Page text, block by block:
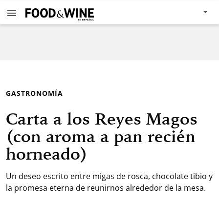
GASTRONOMÍA
Carta a los Reyes Magos
(con aroma a pan recién
horneado)
Un deseo escrito entre migas de rosca, chocolate tibio y
la promesa eterna de reunirnos alrededor de la mesa.